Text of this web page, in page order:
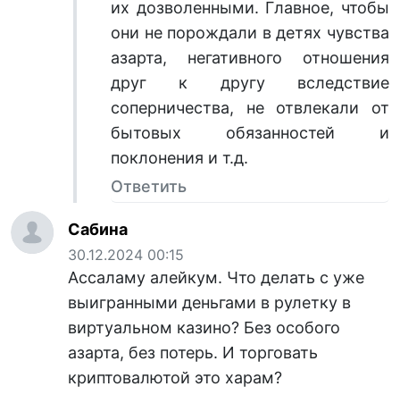
их дозволенными. Главное, чтобы
они не порождали в детях чувства
азарта, негативного отношения
друг к другу вследствие
соперничества, не отвлекали от
бытовых обязанностей и
поклонения и т.д.
Ответить
Сабина
30.12.2024 00:15
Ассаламу алейкум. Что делать с уже
выигранными деньгами в рулетку в
виртуальном казино? Без особого
азарта, без потерь. И торговать
криптовалютой это харам?